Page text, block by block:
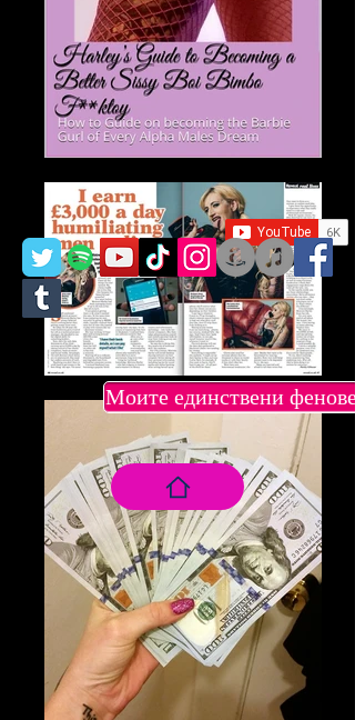
Моите единствени фенове